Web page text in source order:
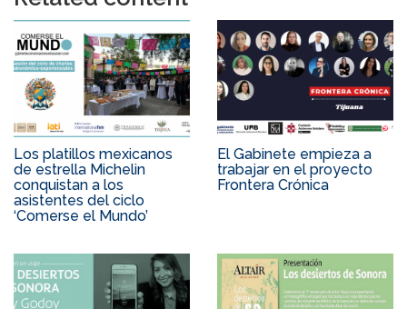
Los platillos mexicanos
de estrella Michelin
conquistan a los
asistentes del ciclo
‘Comerse el Mundo’
El Gabinete empieza a
trabajar en el proyecto
Frontera Crónica